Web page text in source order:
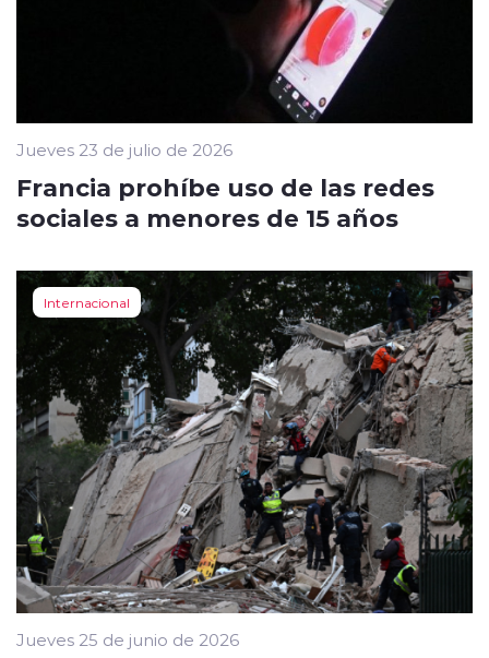
Jueves 23 de julio de 2026
Francia prohíbe uso de las redes
sociales a menores de 15 años
Internacional
Jueves 25 de junio de 2026